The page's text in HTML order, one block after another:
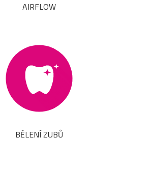
AIRFLOW
BĚLENÍ ZUBŮ